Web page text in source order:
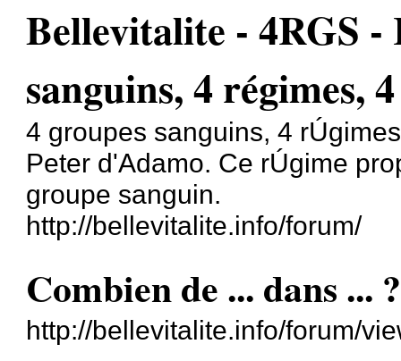
Bellevitalite - 4RGS -
sanguins, 4 régimes,
4 groupes sanguins, 4
Peter d'Adamo. Ce rÚgime
groupe sanguin.
http://bellevitalite.info/forum/
Combien de ... dans ...
http://bellevitalite.info/forum/